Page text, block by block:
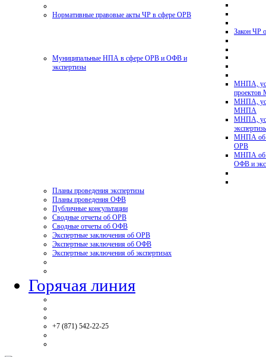
Нормативные правовые акты ЧР в сфере ОРВ
Закон ЧР
Муниципальные НПА в сфере ОРВ и ОФВ и
экспертизы
МНПА,
МНПА,
МНПА
МНПА,
МНПА об
ОРВ
МНПА об
ОФВ и
Планы проведения экспертизы
Планы проведения ОФВ
Публичные консультации
Сводные отчеты об ОРВ
Сводные отчеты об ОФВ
Экспертные заключения об ОРВ
Экспертные заключения об ОФВ
Экспертные заключения об экспертизах
Горячая линия
+7 (871) 542-22-25